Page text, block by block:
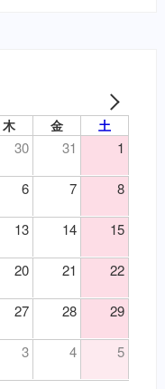
・犬）
・猫）
・犬）
要・犬）
）
木 金 土
30 31 1
6 7 8
13 14 15
20 21 22
27 28 29
3 4 5